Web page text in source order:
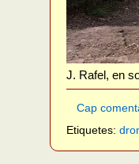
J. Rafel, en
Cap
Etiquetes: